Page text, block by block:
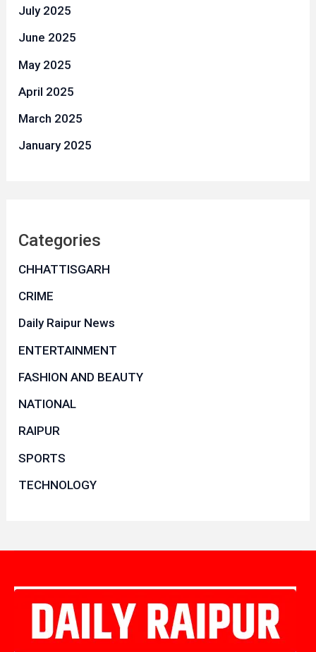
July 2025
June 2025
May 2025
April 2025
March 2025
January 2025
Categories
CHHATTISGARH
CRIME
Daily Raipur News
ENTERTAINMENT
FASHION AND BEAUTY
NATIONAL
RAIPUR
SPORTS
TECHNOLOGY